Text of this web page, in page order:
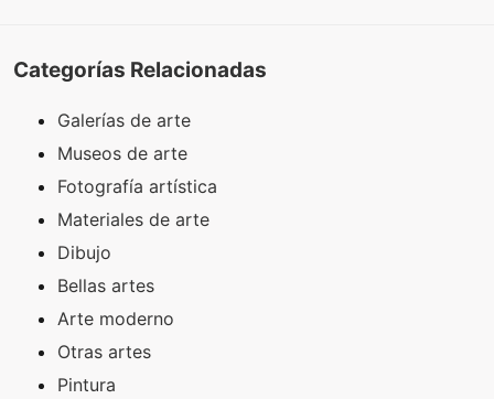
Categorías Relacionadas
Galerías de arte
Museos de arte
Fotografía artística
Materiales de arte
Dibujo
Bellas artes
Arte moderno
Otras artes
Pintura